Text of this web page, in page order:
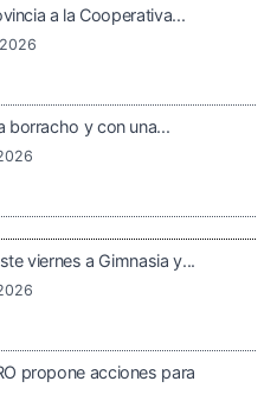
a la Cooperativa...
borracho y con una...
viernes a Gimnasia y...
propone acciones para